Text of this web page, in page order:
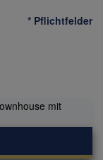
* Pflichtfelder